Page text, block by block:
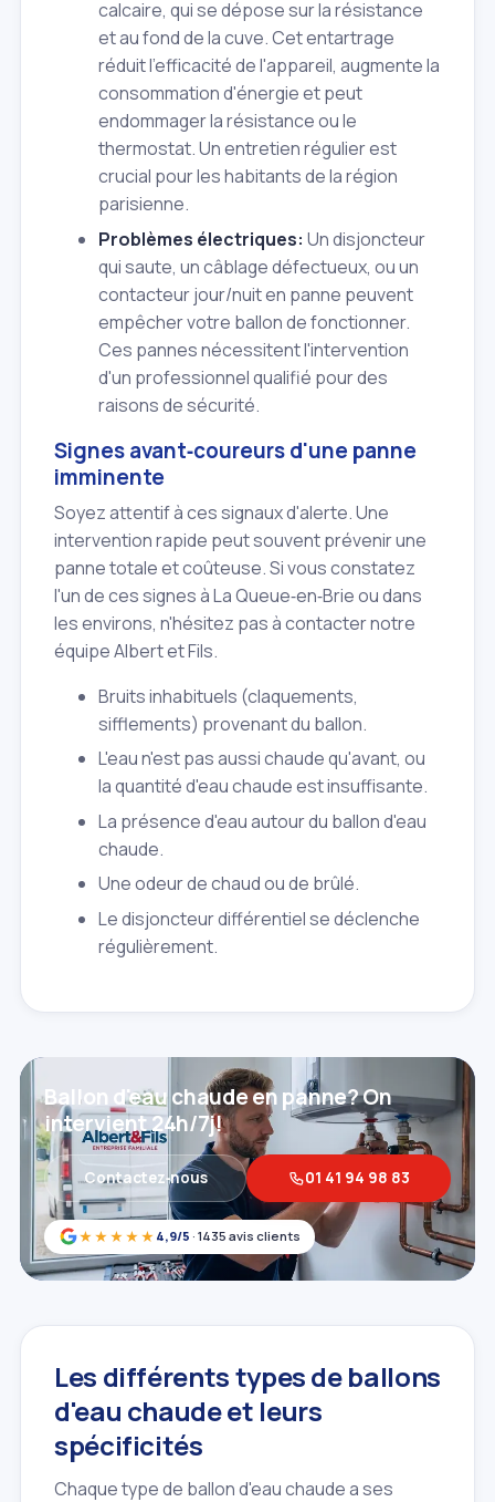
calcaire, qui se dépose sur la résistance
et au fond de la cuve. Cet entartrage
réduit l'efficacité de l'appareil, augmente la
consommation d'énergie et peut
endommager la résistance ou le
thermostat. Un entretien régulier est
crucial pour les habitants de la région
parisienne.
Problèmes électriques: Un disjoncteur
qui saute, un câblage défectueux, ou un
contacteur jour/nuit en panne peuvent
empêcher votre ballon de fonctionner.
Ces pannes nécessitent l'intervention
d'un professionnel qualifié pour des
raisons de sécurité.
Signes avant‑coureurs d'une panne
imminente
Soyez attentif à ces signaux d'alerte. Une
intervention rapide peut souvent prévenir une
panne totale et coûteuse. Si vous constatez
l'un de ces signes à La Queue‑en‑Brie ou dans
les environs, n'hésitez pas à contacter notre
équipe Albert et Fils.
Bruits inhabituels (claquements,
sifflements) provenant du ballon.
L'eau n'est pas aussi chaude qu'avant, ou
la quantité d'eau chaude est insuffisante.
La présence d'eau autour du ballon d'eau
chaude.
Une odeur de chaud ou de brûlé.
Le disjoncteur différentiel se déclenche
régulièrement.
★★★★★ 4,9/5 · 1435 avis clients
Ballon d'eau chaude en panne? On
intervient 24h/7j!
Contactez‑nous 01 41 94 98 83
Les différents types de ballons
d'eau chaude et leurs
spécificités
Chaque type de ballon d'eau chaude a ses